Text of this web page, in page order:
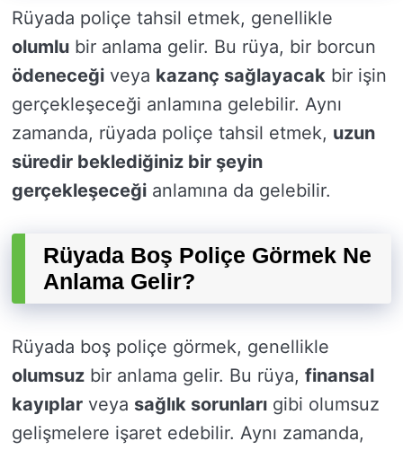
Rüyada poliçe tahsil etmek, genellikle
olumlu bir anlama gelir. Bu rüya, bir borcun
ödeneceği veya kazanç sağlayacak bir işin
gerçekleşeceği anlamına gelebilir. Aynı
zamanda, rüyada poliçe tahsil etmek, uzun
süredir beklediğiniz bir şeyin
gerçekleşeceği anlamına da gelebilir.
Rüyada Boş Poliçe Görmek Ne
Anlama Gelir?
Rüyada boş poliçe görmek, genellikle
olumsuz bir anlama gelir. Bu rüya, finansal
kayıplar veya sağlık sorunları gibi olumsuz
gelişmelere işaret edebilir. Aynı zamanda,